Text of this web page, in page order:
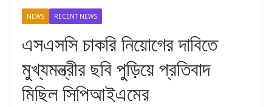
NEWS RECENT NEWS
এসএসসি চাকরি নিয়োগের দাবিতে
মুখ্যমন্ত্রীর ছবি পুড়িয়ে প্রতিবাদ
মিছিল সিপিআইএমের